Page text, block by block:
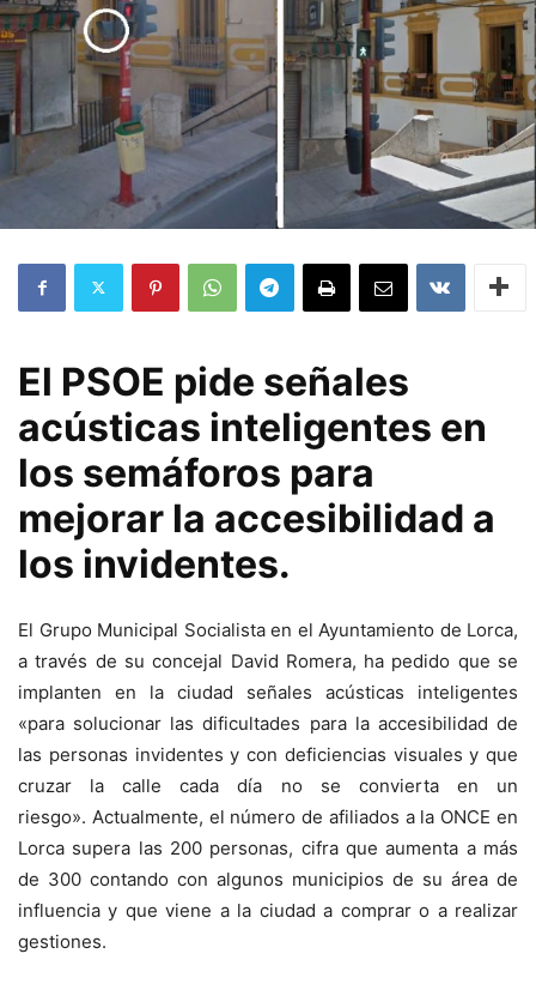
El PSOE pide señales
acústicas inteligentes en
los semáforos para
mejorar la accesibilidad a
los invidentes.
El Grupo Municipal Socialista en el Ayuntamiento de Lorca,
a través de su concejal David Romera, ha pedido que se
implanten en la ciudad señales acústicas inteligentes
«para solucionar las dificultades para la accesibilidad de
las personas invidentes y con deficiencias visuales y que
cruzar la calle cada día no se convierta en un
riesgo». Actualmente, el número de afiliados a la ONCE en
Lorca supera las 200 personas, cifra que aumenta a más
de 300 contando con algunos municipios de su área de
influencia y que viene a la ciudad a comprar o a realizar
gestiones.